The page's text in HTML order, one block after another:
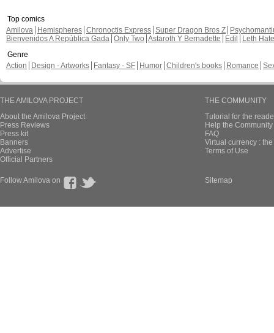
Top comics
Amilova
Hemispheres Chronoctis Express Super Dragon Bros Z
Bienvenidos A República Gada Only Two Astaroth Y Bernadette Edil
Leth Hate
Genre
Action
Design - Artworks Fantasy - SF Humor Children's books Romance
THE AMILOVA PROJECT
About the Amilova Project
Press Reviews
Press kit
Banners
Advertise
Official Partners
THE COMMUNITY
Tutorial for the
Help the
FAQ
Virtual currency :
Terms of Use
Follow Amilova on Sitemap